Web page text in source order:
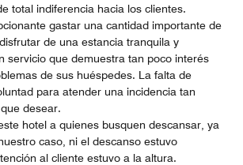
total indiferencia hacia los clientes.
gastar una cantidad importante de
de una estancia tranquila y
servicio que demuestra tan poco interés
de sus huéspedes. La falta de
para atender una incidencia tan
desear.
hotel a quienes busquen descansar, ya
caso, ni el descanso estuvo
al cliente estuvo a la altura.